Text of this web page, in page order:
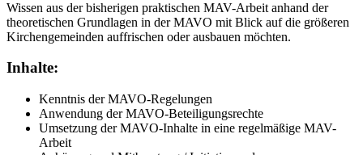
Wissen aus der bisherigen praktischen MAV-Arbeit anhand der
theoretischen Grundlagen in der MAVO mit Blick auf die größeren
Kirchengemeinden auffrischen oder ausbauen möchten.
Inhalte:
Kenntnis der MAVO-Regelungen
Anwendung der MAVO-Beteiligungsrechte
Umsetzung der MAVO-Inhalte in eine regelmäßige MAV-
Arbeit